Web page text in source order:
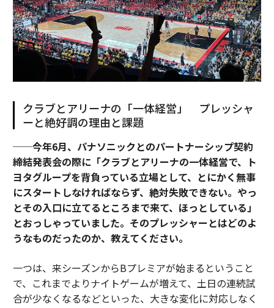
クラブとアリーナの「一体経営」 プレッシャ
ーと絶好調の理由と課題
──今年6月、パナソニックとのパートナーシップ契約
締結発表会の際に「クラブとアリーナの一体経営で、ト
ヨタグループを背負っている立場として、とにかく無事
にスタートしなければならず、絶対失敗できない。やっ
とその入口に立てるところまで来て、ほっとしている」
とおっしゃっていました。そのプレッシャーとはどのよ
うなものだったのか、教えてください。
一つは、来シーズンからBプレミアが始まるということ
で、これまでよりナイトゲームが増えて、土日の連続試
合が少なくなるなどといった、大きな変化に対応しなく